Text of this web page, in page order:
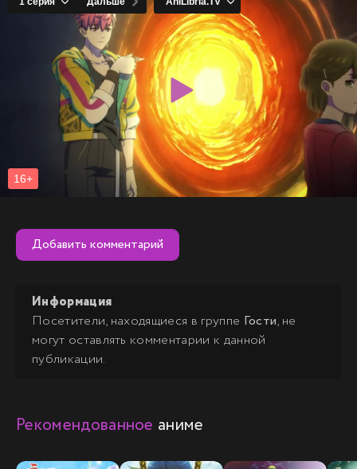
Добавить комментарий
Информация
Посетители, находящиеся в группе Гости, не
могут оставлять комментарии к данной
публикации.
Рекомендованное аниме